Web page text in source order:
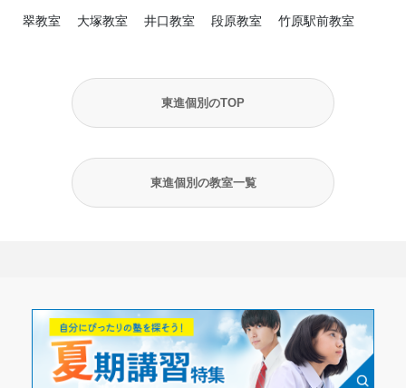
翠教室 大塚教室 井口教室 段原教室 竹原駅前教室
東進個別のTOP
東進個別の教室一覧